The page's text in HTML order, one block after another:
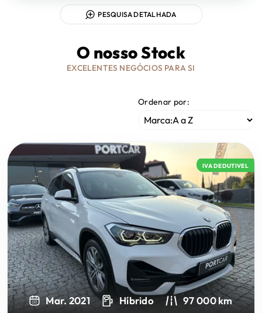
PESQUISA DETALHADA
O nosso Stock
EXCELENTES NEGÓCIOS PARA SI
Ordenar por:
IVA DEDUTIVEL
Next
Mar. 2021 Híbrido 97 000 km